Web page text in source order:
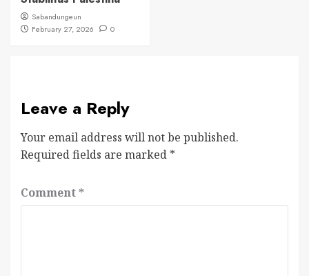
Sabandungeun
February 27, 2026
0
Leave a Reply
Your email address will not be published.
Required fields are marked *
Comment *